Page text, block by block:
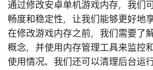
通过修改安卓单机游戏内存，我们
畅度和稳定性，让我们能够更好地
在修改游戏内存之前，我们需要了
概念，并使用内存管理工具来监控
使用情况。我们还可以清理后台运